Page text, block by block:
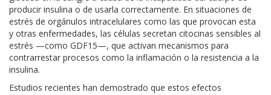
producir insulina o de usarla correctamente. En situaciones de
estrés de orgánulos intracelulares como las que provocan esta
y otras enfermedades, las células secretan citocinas sensibles al
estrés —como GDF15—, que activan mecanismos para
contrarrestar procesos como la inflamación o la resistencia a la
insulina.
Estudios recientes han demostrado que estos efectos